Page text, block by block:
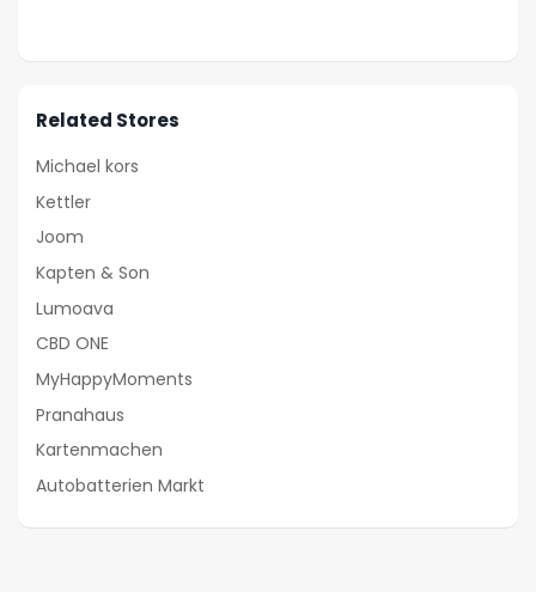
Related Stores
Michael kors
Kettler
Joom
Kapten & Son
Lumoava
CBD ONE
MyHappyMoments
Pranahaus
Kartenmachen
Autobatterien Markt